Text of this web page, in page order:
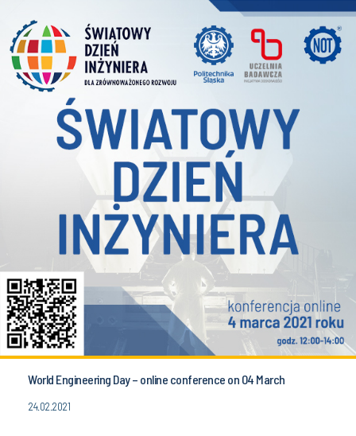
World Engineering Day – online conference on 04 March
24.02.2021